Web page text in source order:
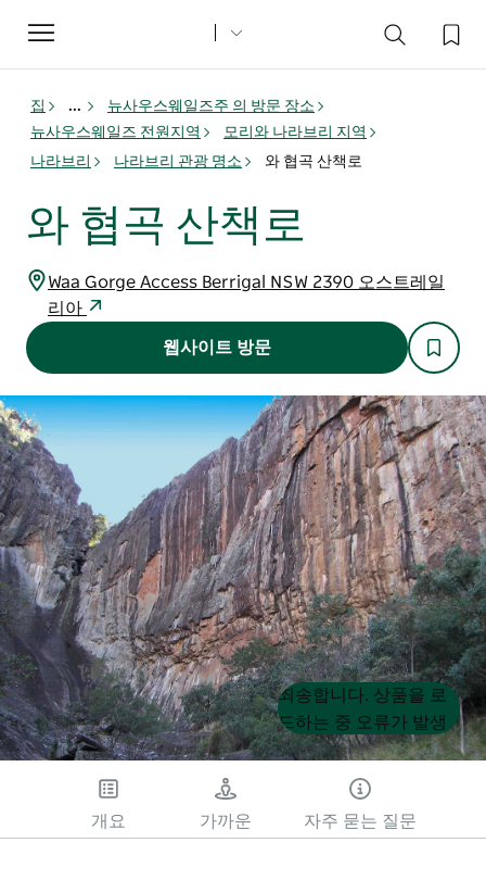
Toggle
navigation
집 ...
뉴사우스웨일즈주 의 방문 장소
뉴사우스웨일즈 전원지역
모리와 나라브리 지역
나라브리
나라브리 관광 명소 와 협곡 산책로
와 협곡 산책로
Waa Gorge Access Berrigal NSW 2390 오스트레일
리아
웹사이트 방문
Product
List
Product
List
죄송합니다. 상품을 로
드하는 중 오류가 발생
했습니다. 나중에 다시
시도해 주세요.
개요 가까운 자주 묻는 질문